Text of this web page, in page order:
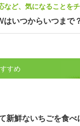
など、気になることを
いつからいつまで
すめ
新鮮ないちごを食べ